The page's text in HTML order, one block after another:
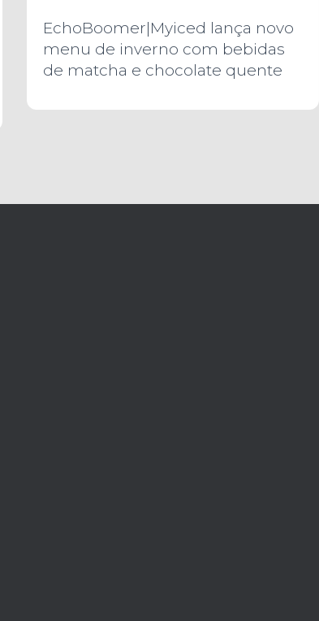
EchoBoomer|Myiced lança novo
menu de inverno com bebidas
de matcha e chocolate quente